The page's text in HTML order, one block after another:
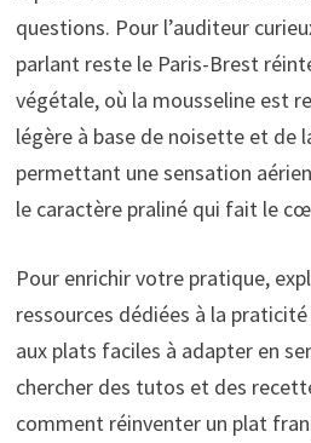
questions. Pour l’auditeur
parlant reste le Paris-Brest
végétale, où la mousseline est
légère à base de noisette et de
permettant une sensation
le caractère praliné qui fait le
Pour enrichir votre pratique,
ressources dédiées à la
aux plats faciles à adapter en
chercher des tutos et des
comment réinventer un plat